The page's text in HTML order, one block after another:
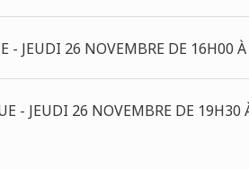
- JEUDI 26 NOVEMBRE DE 16H00
- JEUDI 26 NOVEMBRE DE 19H30